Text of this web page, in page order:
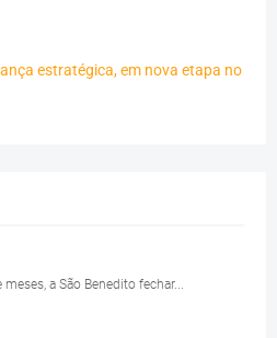
estratégica, em nova etapa no
a São Benedito fechar...